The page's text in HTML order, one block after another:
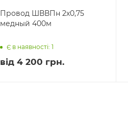
Провод ШВВПн 2х0,75
медный 400м
Є в наявності: 1
від 4 200 грн.